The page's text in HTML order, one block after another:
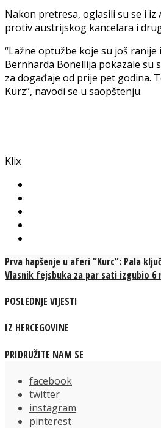
Nakon pretresa, oglasili su se i
protiv austrijskog kancelara i
“Lažne optužbe koje su još
Bernharda Bonellija pokazale su
za događaje od prije pet godina.
Kurz”, navodi se u saopštenju.
Klix
Prva hapšenje u aferi “Kurc”: Pala
Vlasnik fejsbuka za par sati izgubio
POSLEDNJE VIJESTI
IZ HERCEGOVINE
PRIDRUŽITE NAM SE
facebook
twitter
instagram
pinterest